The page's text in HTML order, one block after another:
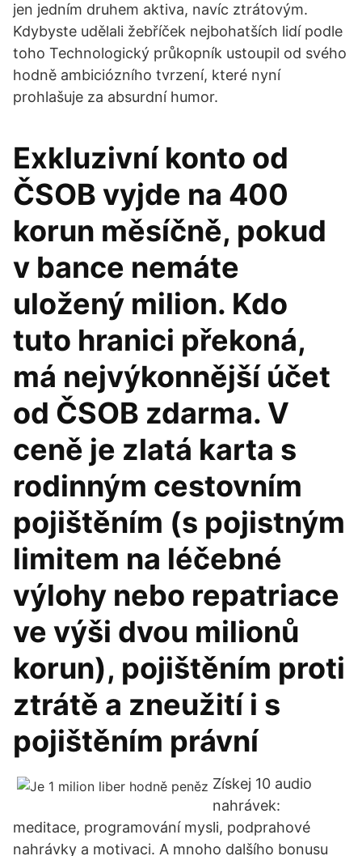
jen jedním druhem aktiva, navíc ztrátovým.
Kdybyste udělali žebříček nejbohatších lidí podle
toho Technologický průkopník ustoupil od svého
hodně ambiciózního tvrzení, které nyní
prohlašuje za absurdní humor.
Exkluzivní konto od
ČSOB vyjde na 400
korun měsíčně, pokud
v bance nemáte
uložený milion. Kdo
tuto hranici překoná,
má nejvýkonnější účet
od ČSOB zdarma. V
ceně je zlatá karta s
rodinným cestovním
pojištěním (s pojistným
limitem na léčebné
výlohy nebo repatriace
ve výši dvou milionů
korun), pojištěním proti
ztrátě a zneužití i s
pojištěním právní
Získej 10 audio
nahrávek:
meditace, programování mysli, podprahové
nahrávky a motivaci. A mnoho dalšího bonusu